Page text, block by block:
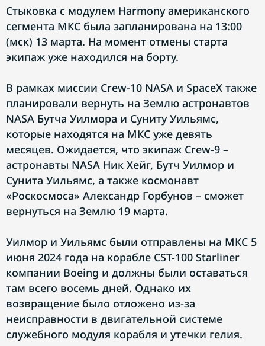
Стыковка с модулем Harmony американского
сегмента МКС была запланирована на 13:00
(мск) 13 марта. На момент отмены старта
экипаж уже находился на борту.
В рамках миссии Crew-10 NASA и SpaceX также
планировали вернуть на Землю астронавтов
NASA Бутча Уилмора и Суниту Уильямс,
которые находятся на МКС уже девять
месяцев. Ожидается, что экипаж Crew-9 –
астронавты NASA Ник Хейг, Бутч Уилмор и
Сунита Уильямс, а также космонавт
«Роскосмоса» Александр Горбунов – сможет
вернуться на Землю 19 марта.
Уилмор и Уильямс были отправлены на МКС 5
июня 2024 года на корабле CST-100 Starliner
компании Boeing и должны были оставаться
там всего восемь дней. Однако их
возвращение было отложено из-за
неисправности в двигательной системе
служебного модуля корабля и утечки гелия.